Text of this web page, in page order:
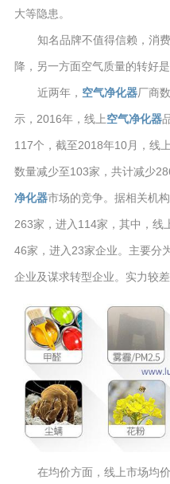
大等隐患。
知名品牌不值得信赖，消
降，另一方面空气质量的转好
近两年， 空气净化器厂商
示，2016年，线上空气净化器
117个，截至2018年10月，线
数量减少至103家，共计减少
净化器市场的竞争。据相关机
263家，进入114家，其中，线
46家，进入23家企业。主要分
企业及谋求转型企业。实力较
在均价方面，线上市场均